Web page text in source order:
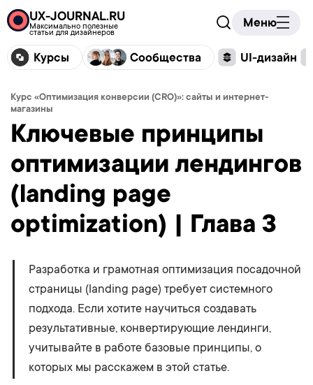
UX-JOURNAL.RU
Максимально полезные
статьи для дизайнеров
Меню
Курсы Сообщества UI-дизайн
Курс «Оптимизация конверсии (CRO)»: сайты и интернет-
магазины
Ключевые принципы
оптимизации лендингов
(landing page
optimization) | Глава 3
Разработка и грамотная оптимизация посадочной
страницы (landing page) требует системного
подхода. Если хотите научиться создавать
результативные, конвертирующие лендинги,
учитывайте в работе базовые принципы, о
которых мы расскажем в этой статье.